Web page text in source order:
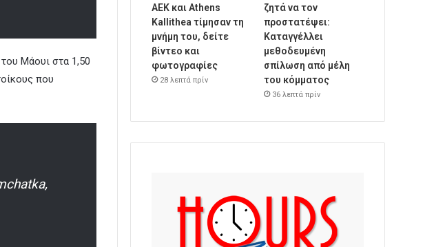
Μάουι στα 1,50
που
ΑΕΚ και Athens
Kallithea τίμησαν τη
μνήμη του, δείτε
βίντεο και
φωτογραφίες
28 λεπτά πρίν
ζητά να τον
προστατέψει:
Καταγγέλλει
μεθοδευμένη
σπίλωση από μέλη
του κόμματος
36 λεπτά πρίν